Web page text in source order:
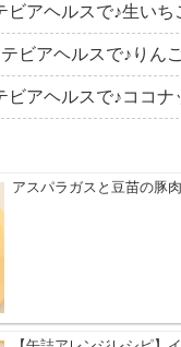
ビアヘルスで♪生い
テビアヘルスで♪りん
ビアヘルスで♪ココ
アスパラガスと豆苗の豚